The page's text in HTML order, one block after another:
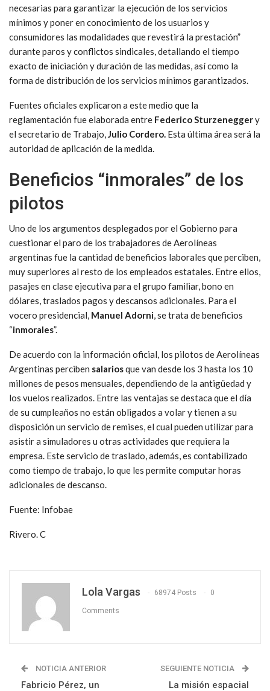
necesarias para garantizar la ejecución de los servicios
mínimos y poner en conocimiento de los usuarios y
consumidores las modalidades que revestirá la prestación”
durante paros y conflictos sindicales, detallando el tiempo
exacto de iniciación y duración de las medidas, así como la
forma de distribución de los servicios mínimos garantizados.
Fuentes oficiales explicaron a este medio que la
reglamentación fue elaborada entre FedericoSturzeneggery
el secretario de Trabajo,Julio Cordero. Esta última área será la
autoridad de aplicación de la medida.
Beneficios “inmorales” de los
pilotos
Uno de los argumentos desplegados por el Gobierno para
cuestionar el paro de los trabajadores de Aerolíneas
argentinas fue la cantidad de beneficios laborales que perciben,
muy superiores al resto de los empleados estatales. Entre ellos,
pasajes en clase ejecutiva para el grupo familiar, bono en
dólares, traslados pagos y descansos adicionales. Para el
vocero presidencial, Manuel Adorni, se trata de beneficios
“inmorales”.
De acuerdo con la información oficial, los pilotos de Aerolíneas
Argentinas perciben salariosque van desde los 3 hasta los 10
millones de pesos mensuales, dependiendo de la antigüedad y
los vuelos realizados. Entre las ventajas se destaca que el día
de su cumpleaños no están obligados a volar y tienen a su
disposición un servicio de remises, el cual pueden utilizar para
asistir a simuladores u otras actividades que requiera la
empresa. Este servicio de traslado, además, es contabilizado
como tiempo de trabajo, lo que les permite computar horas
adicionales de descanso.
Fuente: Infobae
Rivero. C
Lola Vargas 68974 Posts 0
Comments
NOTICIA ANTERIOR
Fabricio Pérez, un
SEGUIENTE NOTICIA
La misión espacial